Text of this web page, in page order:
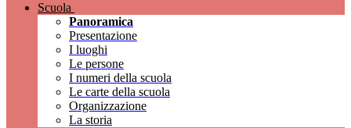
Scuola
Panoramica
Presentazione
I luoghi
Le persone
I numeri della scuola
Le carte della scuola
Organizzazione
La storia